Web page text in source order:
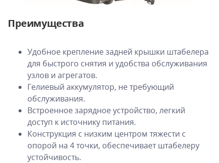
Преимущества
Удобное крепление задней крышки штабелера
для быстрого снятия и удобства обслуживания
узлов и агрегатов.
Гелиевый аккумулятор, не требующий
обслуживания.
Встроенное зарядное устройство, легкий
доступ к источнику питания.
Конструкция с низким центром тяжести с
опорой на 4 точки, обеспечивает штабелеру
устойчивость.